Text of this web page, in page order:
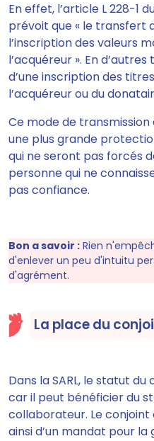
En effet, l’article L 228-1
prévoit que « le transfert
l’inscription des valeurs
l’acquéreur ». En
d’une inscription des
l’acquéreur ou du
Ce mode de
une plus grande
qui ne seront pas forcés
personne qui ne
pas confiance.
Bon a savoir : Rien
d'enlever un peu d'intuitu
d'agrément.
La place du
Dans la SARL, le statut du
car il peut bénéficier du
collaborateur. Le
ainsi d’un mandat pour la